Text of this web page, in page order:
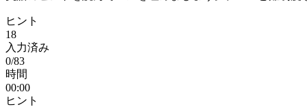
ヒント
18
入力済み
0/83
時間
00:00
ヒント